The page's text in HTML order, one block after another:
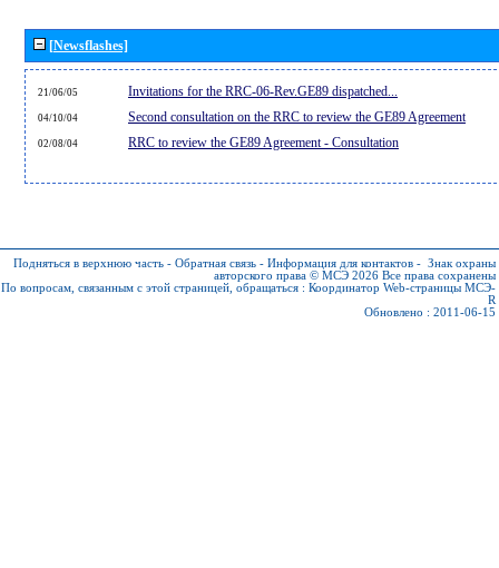
[Newsflashes]
21/06/05 Invitations for the RRC-06-Rev.GE89 dispatched...
04/10/04 Second consultation on the RRC to review the GE89 Agreement
02/08/04 RRC to review the GE89 Agreement - Consultation
Подняться в верхнюю часть - Обратная связь - Информация для контактов - Знак охраны
авторского права © МСЭ 2026 Все права сохранены
По вопросам, связанным с этой страницей, обращаться : Координатор Web-страницы МСЭ-
R
Обновлено : 2011-06-15